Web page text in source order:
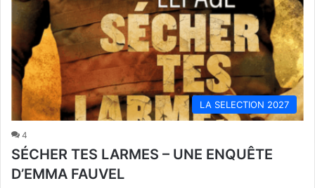
LA SELECTION 2027
4
SÉCHER TES LARMES – UNE ENQUÊTE
D’EMMA FAUVEL